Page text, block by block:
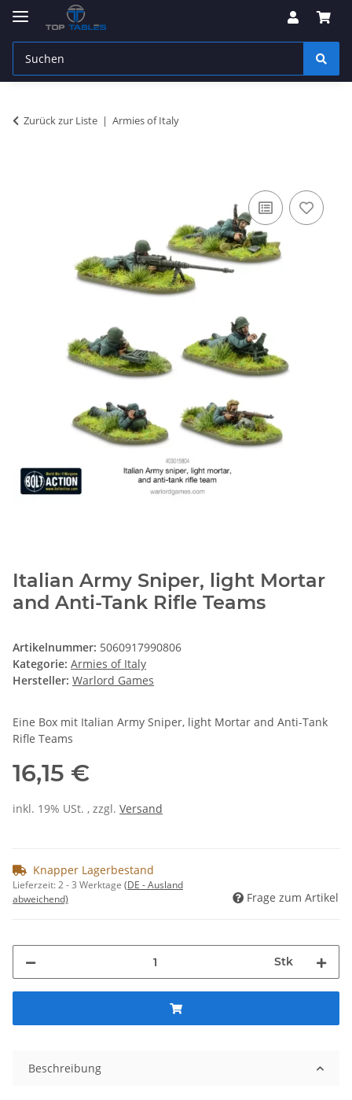
Zurück zur Liste Armies of Italy
Italian Army Sniper, light Mortar
and Anti-Tank Rifle Teams
Artikelnummer: 5060917990806
Kategorie: Armies of Italy
Hersteller: Warlord Games
Eine Box mit Italian Army Sniper, light Mortar and Anti-Tank
Rifle Teams
16,15 €
inkl. 19% USt. , zzgl. Versand
Knapper Lagerbestand
Lieferzeit:2 - 3 Werktage (DE - Ausland
abweichend)
Frage zum Artikel
Stk
Beschreibung